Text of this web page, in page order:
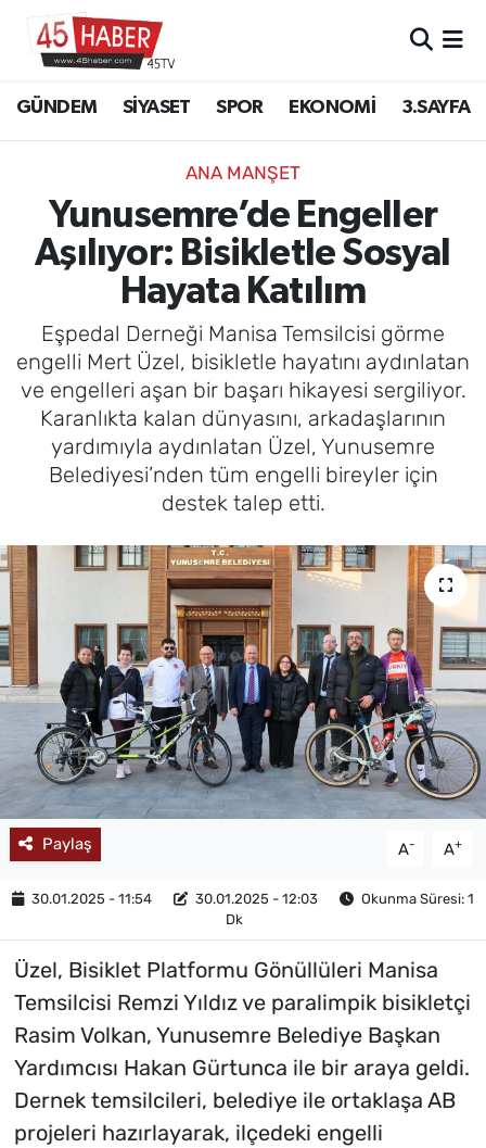
GÜNDEM SİYASET SPOR EKONOMİ 3.SAYFA
ANA MANŞET
Yunusemre’de Engeller
Aşılıyor: Bisikletle Sosyal
Hayata Katılım
Eşpedal Derneği Manisa Temsilcisi görme
engelli Mert Üzel, bisikletle hayatını aydınlatan
ve engelleri aşan bir başarı hikayesi sergiliyor.
Karanlıkta kalan dünyasını, arkadaşlarının
yardımıyla aydınlatan Üzel, Yunusemre
Belediyesi’nden tüm engelli bireyler için
destek talep etti.
Paylaş A- A+
30.01.2025 - 11:54 30.01.2025 - 12:03
Okunma Süresi: 1
Dk
Üzel, Bisiklet Platformu Gönüllüleri Manisa
Temsilcisi Remzi Yıldız ve paralimpik bisikletçi
Rasim Volkan, Yunusemre Belediye Başkan
Yardımcısı Hakan Gürtunca ile bir araya geldi.
Dernek temsilcileri, belediye ile ortaklaşa AB
projeleri hazırlayarak, ilçedeki engelli
SİYASET
EKONOMİ
3.SAYFA
EĞİTİM
SAĞLIK
YAŞAM
Manisa Hava Durumu
Manisa Trafik Yoğunluk Haritası
Süper Lig Puan Durumu ve Fikstür
Tüm Manşetler
Son Dakika Haberleri
Haber Arşivi